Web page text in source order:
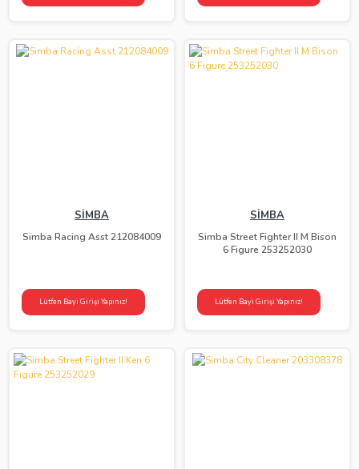
SİMBA
Simba Racing Asst 212084009
Lütfen Bayi Girişi Yapınız!
SİMBA
Simba Street Fighter II M Bison
6 Figure 253252030
Lütfen Bayi Girişi Yapınız!